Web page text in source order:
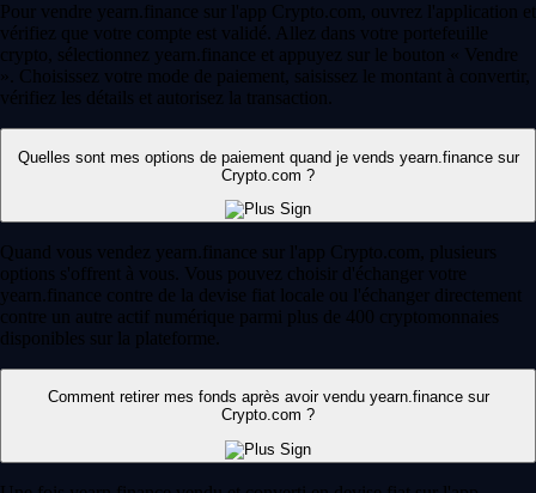
Pour vendre yearn.finance sur l'app Crypto.com, ouvrez l'application et
vérifiez que votre compte est validé. Allez dans votre portefeuille
crypto, sélectionnez yearn.finance et appuyez sur le bouton « Vendre
». Choisissez votre mode de paiement, saisissez le montant à convertir,
vérifiez les détails et autorisez la transaction.
Quelles sont mes options de paiement quand je vends yearn.finance sur
Crypto.com ?
Quand vous vendez yearn.finance sur l'app Crypto.com, plusieurs
options s'offrent à vous. Vous pouvez choisir d'échanger votre
yearn.finance contre de la devise fiat locale ou l'échanger directement
contre un autre actif numérique parmi plus de 400 cryptomonnaies
disponibles sur la plateforme.
Comment retirer mes fonds après avoir vendu yearn.finance sur
Crypto.com ?